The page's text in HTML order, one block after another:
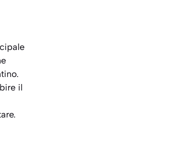
il